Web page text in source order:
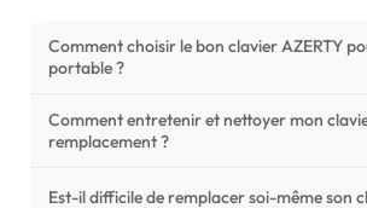
Comment choisir le bon clavier AZERTY
portable ?
Pour ne pas vous tromper, vérifiez trois
votre clavier d'origine : la disposition
photos HD) et l'emplacement des fixations
Comment entretenir et nettoyer mon
remplacement ?
Un entretien régulier prolonge la vie de
Est-il difficile de remplacer soi-même son